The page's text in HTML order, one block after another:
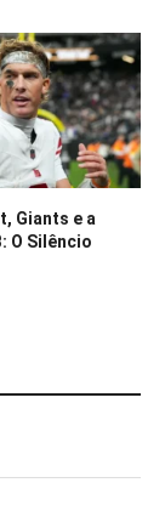
Giants e a
O Silêncio